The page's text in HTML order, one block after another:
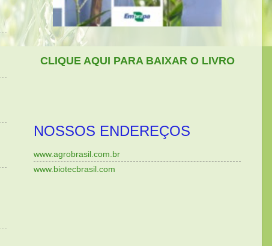
CLIQUE AQUI PARA BAIXAR O LIVRO
NOSSOS ENDEREÇOS
www.agrobrasil.com.br
www.biotecbrasil.com